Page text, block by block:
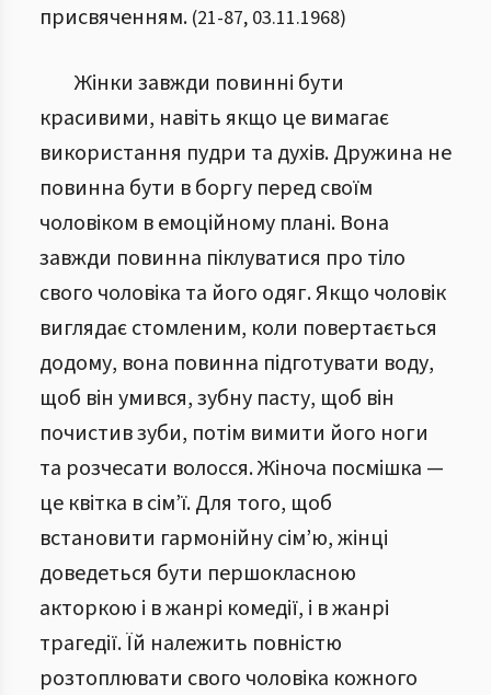
присвяченням. (21-87, 03.11.1968)
Жінки завжди повинні бути
красивими, навіть якщо це вимагає
використання пудри та духів. Дружина не
повинна бути в боргу перед своїм
чоловіком в емоційному плані. Вона
завжди повинна піклуватися про тіло
свого чоловіка та його одяг. Якщо чоловік
виглядає стомленим, коли повертається
додому, вона повинна підготувати воду,
щоб він умився, зубну пасту, щоб він
почистив зуби, потім вимити його ноги
та розчесати волосся. Жіноча посмішка —
це квітка в сім’ї. Для того, щоб
встановити гармонійну сім’ю, жінці
доведеться бути першокласною
акторкою і в жанрі комедії, і в жанрі
трагедії. Їй належить повністю
розтоплювати свого чоловіка кожного